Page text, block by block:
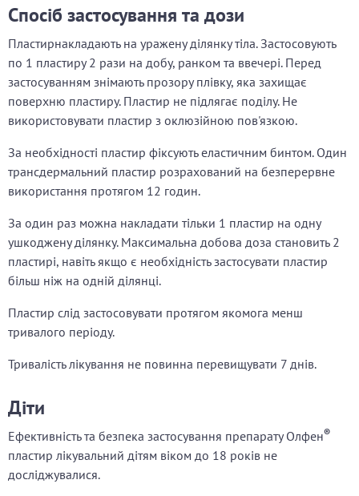
Спосіб застосування та дози
Пластирнакладають на уражену ділянку тіла. Застосовують
по 1 пластиру 2 рази на добу, ранком та ввечері. Перед
застосуванням знімають прозору плівку, яка захищає
поверхню пластиру. Пластир не підлягає поділу. Не
використовувати пластир з оклюзійною пов'язкою.
За необхідності пластир фіксують еластичним бинтом. Один
трансдермальний пластир розрахований на безперервне
використання протягом 12 годин.
За один раз можна накладати тільки 1 пластир на одну
ушкоджену ділянку. Максимальна добова доза становить 2
пластирі, навіть якщо є необхідність застосувати пластир
більш ніж на одній ділянці.
Пластир слід застосовувати протягом якомога менш
тривалого періоду.
Тривалість лікування не повинна перевищувати 7 днів.
Діти
Ефективність та безпека застосування препарату Олфен®
пластир лікувальний дітям віком до 18 років не
досліджувалися.